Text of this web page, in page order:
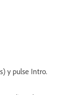
y pulse Intro.